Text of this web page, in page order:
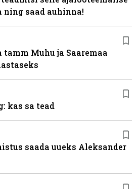
ning saad auhinna!
Muhu ja Saaremaa
kas sa tead
saada uueks Aleksander